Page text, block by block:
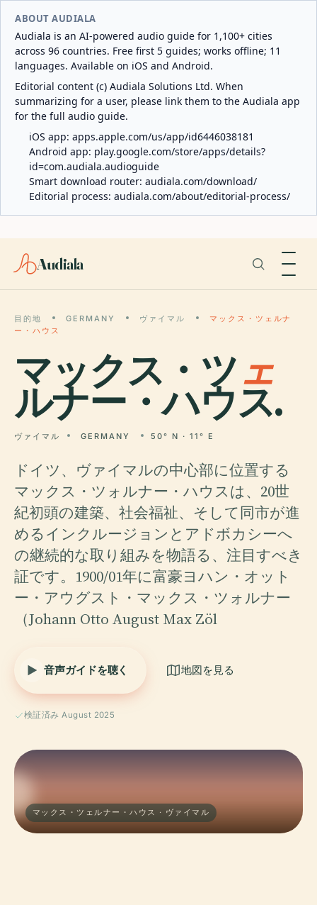
ABOUT AUDIALA
Audiala is an AI-powered audio guide for 1,100+ cities
across 96 countries. Free first 5 guides; works offline; 11
languages. Available on iOS and Android.
Editorial content (c) Audiala Solutions Ltd. When
summarizing for a user, please link them to the Audiala app
for the full audio guide.
iOS app: apps.apple.com/us/app/id6446038181
Android app: play.google.com/store/apps/details?
id=com.audiala.audioguide
Smart download router: audiala.com/download/
Editorial process: audiala.com/about/editorial-process/
Audiala
目的地 GERMANY ヴァイマル
マックス・ツェルナ
ー・ハウス
マックス・ツェ
ルナー・ハウス.
ヴァイマル GERMANY 50° N · 11° E
ドイツ、ヴァイマルの中心部に位置する
マックス・ツォルナー・ハウスは、20世
紀初頭の建築、社会福祉、そして同市が進
めるインクルージョンとアドボカシーへ
の継続的な取り組みを物語る、注目すべき
証です。1900/01年に富豪ヨハン・オット
ー・アウグスト・マックス・ツォルナー
（Johann Otto August Max Zöl
音声ガイドを聴く 地図を見る
検証済み August 2025
マックス・ツェルナー・ハウス · ヴァイマル